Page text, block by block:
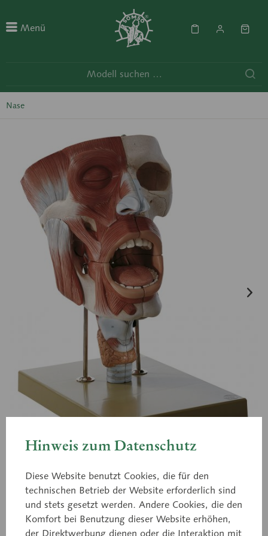
Menü
Nase
Nasen-, Mund- und
Hinweis zum Datenschutz
Diese Website benutzt Cookies, die für den
technischen Betrieb der Website erforderlich sind
und stets gesetzt werden. Andere Cookies, die den
Komfort bei Benutzung dieser Website erhöhen,
der Direktwerbung dienen oder die Interaktion mit